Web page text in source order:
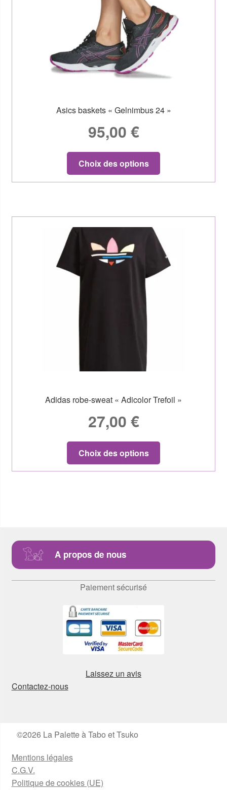
Asics baskets « Gelnimbus 24 »
95,00 €
Choix des options
Adidas robe-sweat « Adicolor Trefoil »
27,00 €
Choix des options
A propos de nous
Paiement sécurisé
Laissez un avis
Contactez-nous
©2026 La Palette à Tabo et Tsuko
Mentions légales
C.G.V.
Politique de cookies (UE)